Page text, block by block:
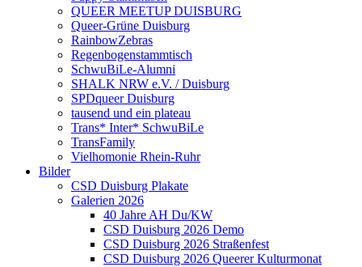
QUEER MEETUP DUISBURG
Queer-Grüne Duisburg
RainbowZebras
Regenbogenstammtisch
SchwuBiLe-Alumni
SHALK NRW e.V. / Duisburg
SPDqueer Duisburg
tausend und ein plateau
Trans* Inter* SchwuBiLe
TransFamily
Vielhomonie Rhein-Ruhr
Bilder
CSD Duisburg Plakate
Galerien 2026
40 Jahre AH Du/KW
CSD Duisburg 2026 Demo
CSD Duisburg 2026 Straßenfest
CSD Duisburg 2026 Queerer Kulturmonat